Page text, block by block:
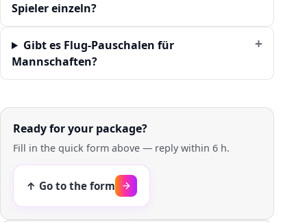
Spieler einzeln?
Gibt es Flug-Pauschalen für
Mannschaften?
Ready for your package?
Fill in the quick form above — reply within 6 h.
↑ Go to the form